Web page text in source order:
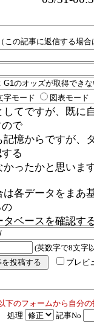
（この記事に返信する場
字モード 図表モード
(英数字で8文字
プレビ
下のフォームから自分
処理
記事No